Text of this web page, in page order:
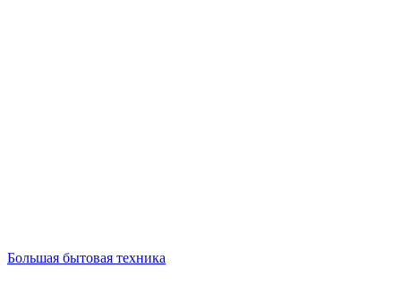
Большая бытовая техника